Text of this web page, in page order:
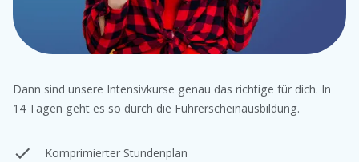
Dann sind unsere Intensivkurse genau das richtige für dich. In
14 Tagen geht es so durch die Führerscheinausbildung.
Komprimierter Stundenplan